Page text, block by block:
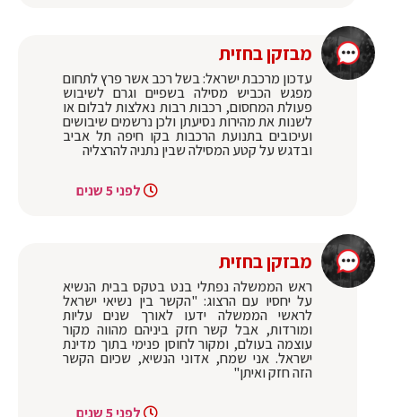
מבזקן בחזית
עדכון מרכבת ישראל: בשל רכב אשר פרץ לתחום
מפגש הכביש מסילה בשפיים וגרם לשיבוש
פעולת המחסום, רכבות רבות נאלצות לבלום או
לשנות את מהירות נסיעתן ולכן נרשמים שיבושים
ועיכובים בתנועת הרכבות בקו חיפה תל אביב
ובדגש על קטע המסילה שבין נתניה להרצליה
לפני 5 שנים
מבזקן בחזית
ראש הממשלה נפתלי בנט בטקס בבית הנשיא
על יחסיו עם הרצוג: "הקשר בין נשיאי ישראל
לראשי הממשלה ידעו לאורך שנים עליות
ומורדות, אבל קשר חזק ביניהם מהווה מקור
עוצמה בעולם, ומקור לחוסן פנימי בתוך מדינת
ישראל. אני שמח, אדוני הנשיא, שכיום הקשר
הזה חזק ואיתן"
לפני 5 שנים